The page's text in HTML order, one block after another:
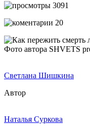
3091
20
Фото автора SHVETS
Светлана Шишкина
Автор
Наталья Суркова